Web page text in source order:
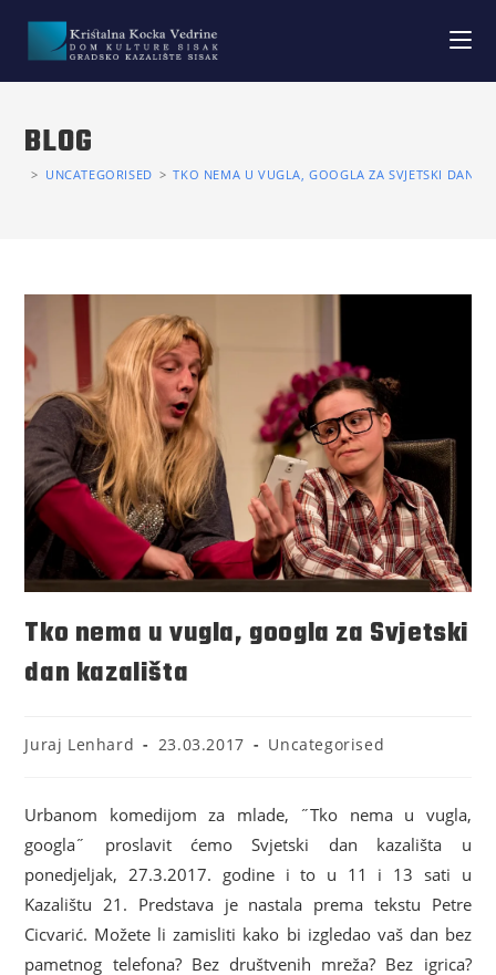
BLOG
> UNCATEGORISED > TKO NEMA U VUGLA, GOOGLA ZA SVJETSKI DAN
Tko nema u vugla, googla za Svjetski
dan kazališta
Juraj Lenhard 23.03.2017 Uncategorised
Urbanom komedijom za mlade, ˝Tko nema u vugla,
googla˝ proslavit ćemo Svjetski dan kazališta u
ponedjeljak, 27.3.2017. godine i to u 11 i 13 sati u
Kazalištu 21. Predstava je nastala prema tekstu Petre
Cicvarić. Možete li zamisliti kako bi izgledao vaš dan bez
pametnog telefona? Bez društvenih mreža? Bez igrica?